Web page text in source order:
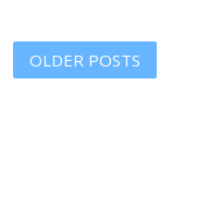
OLDER POSTS